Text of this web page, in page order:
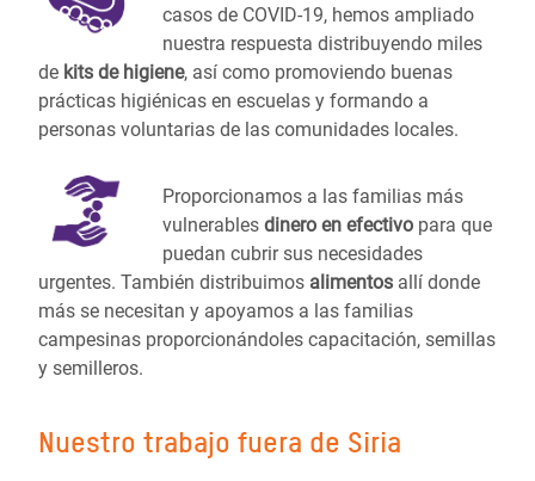
casos de COVID-19, hemos ampliado
nuestra respuesta distribuyendo miles
de kits de higiene, así como promoviendo buenas
prácticas higiénicas en escuelas y formando a
personas voluntarias de las comunidades locales.
Proporcionamos a las familias más
vulnerables dinero en efectivo para que
puedan cubrir sus necesidades
urgentes. También distribuimos alimentos allí donde
más se necesitan y apoyamos a las familias
campesinas proporcionándoles capacitación, semillas
y semilleros.
Nuestro trabajo fuera de Siria